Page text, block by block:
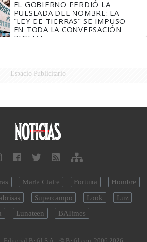
EL GOBIERNO PERDIÓ LA
PULSEADA DEL NOMBRE: LA
"LEY DE TIERRAS" SE IMPUSO
EN TODA LA CONVERSACIÓN
DIGITAL
Espacio Publicitario
Marie Claire Fortuna
Hombre
Supercampo Look
Luz
Lunateen BATimes
Editorial Perfil S.A. | © Perfil.com 2006-2026 -